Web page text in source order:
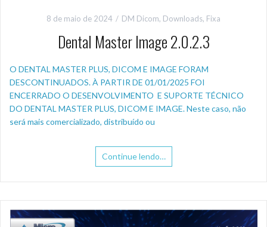
8 de maio de 2024 DM Dicom, Downloads, Fixa
Dental Master Image 2.0.2.3
O DENTAL MASTER PLUS, DICOM E IMAGE FORAM
DESCONTINUADOS. À PARTIR DE 01/01/2025 FOI
ENCERRADO O DESENVOLVIMENTO E SUPORTE TÉCNICO
DO DENTAL MASTER PLUS, DICOM E IMAGE. Neste caso, não
será mais comercializado, distribuído ou
Continue lendo…